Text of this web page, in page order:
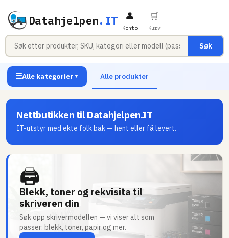
Datahjelpen.IT
Søk
👤
Konto
🛒
Kurv
☰Alle kategorier ▼ Alle produkter
Nettbutikken til Datahjelpen.IT
IT-utstyr med ekte folk bak — hent eller få levert.
🖨
Blekk, toner og rekvisita til
skriveren din
Søk opp skrivermodellen — vi viser alt som
passer: blekk, toner, papir og mer.